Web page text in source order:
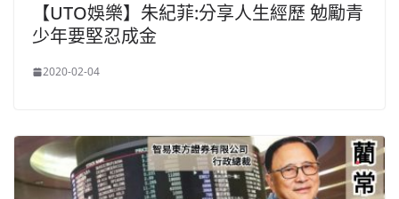
【UTO娛樂】朱紀菲:分享人生經歷 勉勵青
少年要堅忍成金
2020-02-04